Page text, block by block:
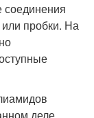
соединения
пробки. На